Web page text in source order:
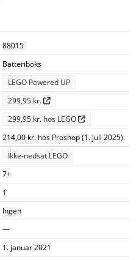
88015
Batteriboks
LEGO Powered UP
299,95 kr.
299,95 kr. hos LEGO
214,00 kr. hos Proshop (1. juli 2025).
Ikke-nedsat LEGO
7+
1
Ingen
—
1. januar 2021